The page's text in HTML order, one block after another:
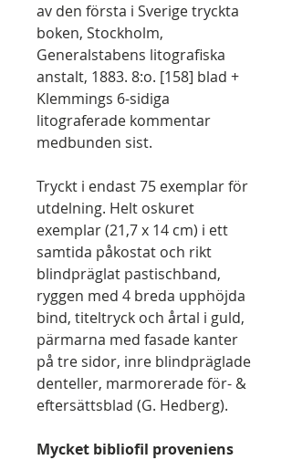
av den första i Sverige tryckta
boken, Stockholm,
Generalstabens litografiska
anstalt, 1883. 8:o. [158] blad +
Klemmings 6-sidiga
litograferade kommentar
medbunden sist.
Tryckt i endast 75 exemplar för
utdelning. Helt oskuret
exemplar (21,7 x 14 cm) i ett
samtida påkostat och rikt
blindpräglat pastischband,
ryggen med 4 breda upphöjda
bind, titeltryck och årtal i guld,
pärmarna med fasade kanter
på tre sidor, inre blindpräglade
denteller, marmorerade för- &
eftersättsblad (G. Hedberg).
Mycket bibliofil proveniens